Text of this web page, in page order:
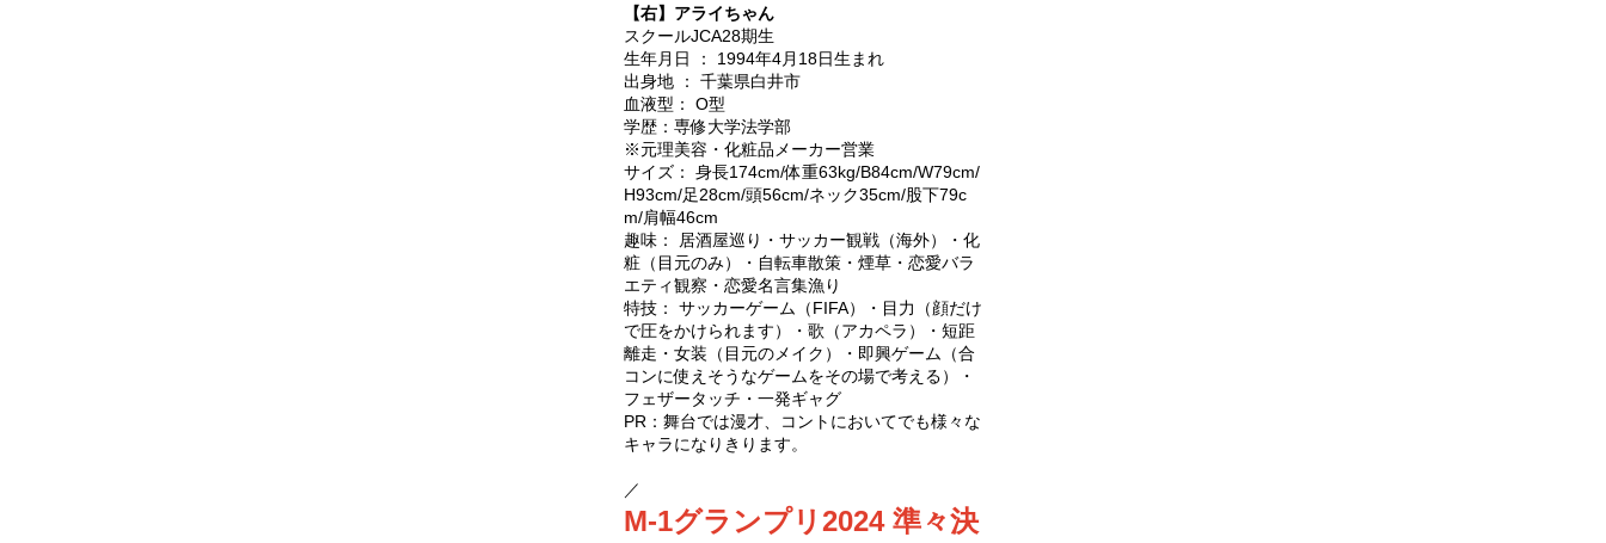
【右】アライちゃん
スクールJCA28期生
生年月日 ： 1994年4月18日生まれ
出身地 ： 千葉県白井市
血液型： O型
学歴：専修大学法学部
※元理美容・化粧品メーカー営業
サイズ： 身長174cm/体重63kg/B84cm/W79cm/
H93cm/足28cm/頭56cm/ネック35cm/股下79c
m/肩幅46cm
趣味： 居酒屋巡り・サッカー観戦（海外）・化
粧（目元のみ）・自転車散策・煙草・恋愛バラ
エティ観察・恋愛名言集漁り
特技： サッカーゲーム（FIFA）・ 目力（顔だけ
で圧をかけられます）・歌（アカペラ）・短距
離走・女装（目元のメイク）・即興ゲーム（合
コンに使えそうなゲームをその場で考える）・
フェザータッチ・一発ギャグ
PR： 舞台では漫才、コントにおいてでも様々な
キャラになりきります。
／
M-1グランプリ2024 準々決